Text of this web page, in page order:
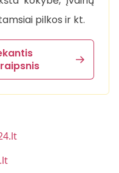
pilkos ir kt.